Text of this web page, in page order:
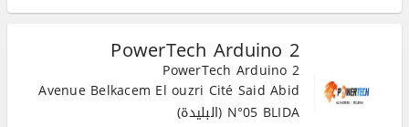
PowerTech Arduino 2
PowerTech Arduino 2
Avenue Belkacem El ouzri Cité Said Abid
N°05 BLIDA (البليدة)